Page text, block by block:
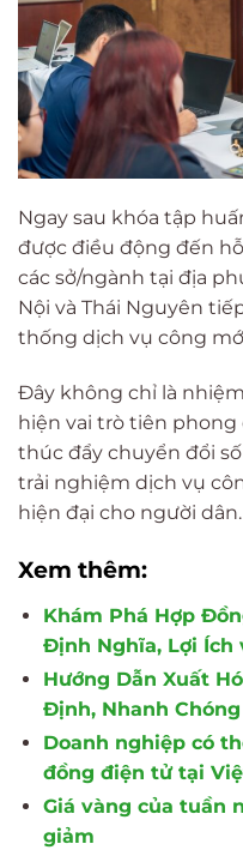
Ngay sau khóa tập
được điều động đến
các sở/ngành tại địa
Nội và Thái Nguyên
thống dịch vụ công
Đây không chỉ là
hiện vai trò tiên
thúc đẩy chuyển đổi
trải nghiệm dịch vụ
hiện đại cho người dân.
Xem thêm:
Khám Phá Hợp
Định Nghĩa, Lợi Ích
Hướng Dẫn Xuất
Định, Nhanh
Doanh nghiệp có
đồng điện tử tại
Giá vàng của tuần
giảm